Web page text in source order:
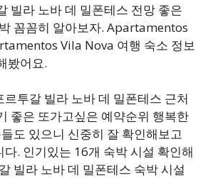
빌라 노바 데 밀폰테스 전망 좋은
꼼꼼히 알아보자. Apartamentos
Vila Nova 여행 숙소 정보
봤어요.
투갈 빌라 노바 데 밀폰테스 근처
좋은 또가고싶은 예약순위 행복한
도 있으니 신중히 잘 확인해보고
. 인기있는 16개 숙박 시설 확인해
빌라 노바 데 밀폰테스 숙박 시설